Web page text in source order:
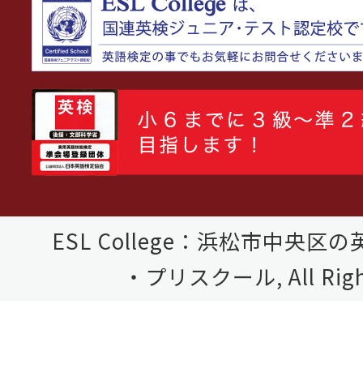
ESL College：浜松市中央区の
・プリスクール, All